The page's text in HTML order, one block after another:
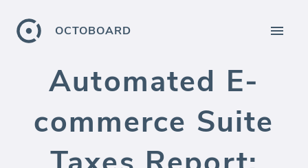
OCTOBOARD
Automated E-
commerce Suite